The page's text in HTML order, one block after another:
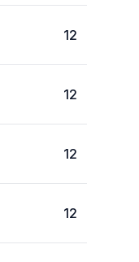
12
12
12
12